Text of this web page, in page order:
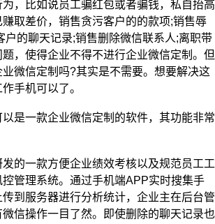
，比如说员工骗红包或者骗钱，私自抬高
取差价，销售贪污客户的的款项;销售辱
户的聊天记录;销售删除微信联系人;离职带
，使得企业不得不进行企业微信定制。但
微信定制吗?其实是不需要。想要解决这
手机可以了。
以是一款企业微信定制的软件，其功能非常
一款方便企业绩效考核以及规范员工工
管理系统。通过手机端APP实时搜集手
到服务器进行分析统计，企业主在后台管
信操作一目了然。即使删除的聊天记录也